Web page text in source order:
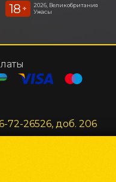
18 +
2026, Великобритания
Ужасы
72-26526, доб. 206
+7 346-72-26526,